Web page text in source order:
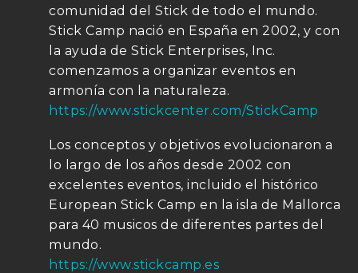
comunidad del Stick de todo el mundo.
Stick Camp nació en España en 2002, y con
la ayuda de Stick Enterprises, Inc.
comenzamos a organizar eventos en
armonía con la naturaleza.
https://www.stickcenter.com/StickCamp
Los conceptos y objetivos evolucionaron a
lo largo de los años desde 2002 con
excelentes eventos, incluido el histórico
European Stick Camp en la isla de Mallorca
para 40 musicos de diferentes partes del
mundo.
https://www.stickcamp.es